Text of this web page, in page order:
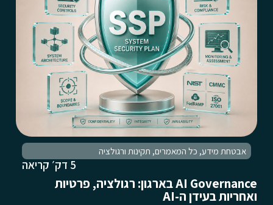
אבטחת מידע, כל המאמרים, תקינות ורגולציה
5 דק׳ קריאה
AI Governance בארגון: רגולציה, פרטיות
ואחריות בעידן ה-AI